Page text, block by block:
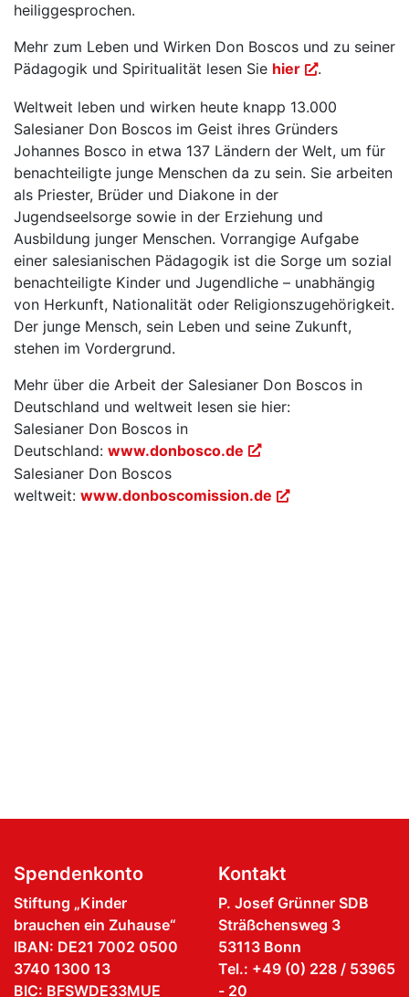
heiliggesprochen.
Mehr zum Leben und Wirken Don Boscos und zu seiner
Pädagogik und Spiritualität lesen Sie hier .
Weltweit leben und wirken heute knapp 13.000
Salesianer Don Boscos im Geist ihres Gründers
Johannes Bosco in etwa 137 Ländern der Welt, um für
benachteiligte junge Menschen da zu sein. Sie arbeiten
als Priester, Brüder und Diakone in der
Jugendseelsorge sowie in der Erziehung und
Ausbildung junger Menschen. Vorrangige Aufgabe
einer salesianischen Pädagogik ist die Sorge um sozial
benachteiligte Kinder und Jugendliche – unabhängig
von Herkunft, Nationalität oder Religionszugehörigkeit.
Der junge Mensch, sein Leben und seine Zukunft,
stehen im Vordergrund.
Mehr über die Arbeit der Salesianer Don Boscos in
Deutschland und weltweit lesen sie hier:
Salesianer Don Boscos in
Deutschland: www.donbosco.de
Salesianer Don Boscos
weltweit: www.donboscomission.de
Spendenkonto
Stiftung „Kinder
brauchen ein Zuhause“
IBAN: DE21 7002 0500
3740 1300 13
BIC: BFSWDE33MUE
Kontakt
P. Josef Grünner SDB
Sträßchensweg 3
53113 Bonn
Tel.: +49 (0) 228 / 53965
- 20